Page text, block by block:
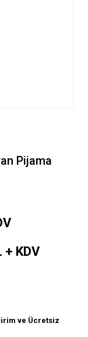
Pijama
+ KDV
ve Ücretsiz